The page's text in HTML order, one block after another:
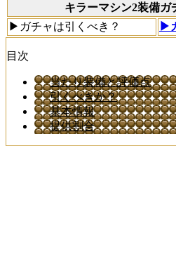
キラーマシン2装備ガ
▶ガチャは引くべき？
▶
目次
当たり装備と評価点
引くべきか？
基本情報
提供割合